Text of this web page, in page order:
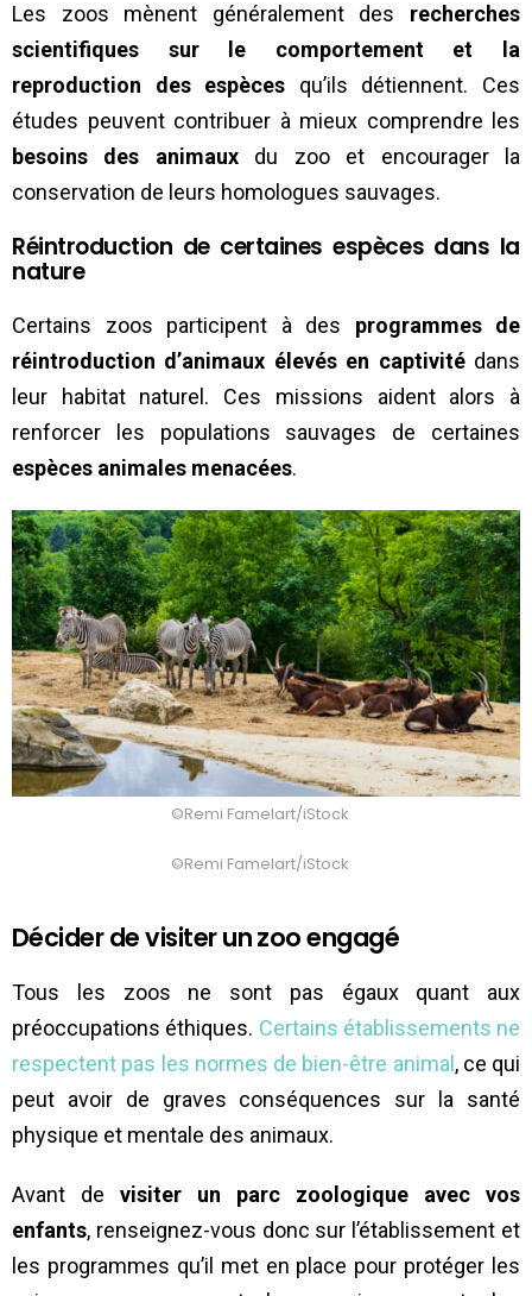
Les zoos mènent généralement des recherches
scientifiques sur le comportement et la
reproduction des espèces qu’ils détiennent. Ces
études peuvent contribuer à mieux comprendre les
besoins des animauxdu zoo et encourager la
conservation de leurs homologues sauvages.
Réintroduction de certaines espèces dans la
nature
Certains zoos participent à des programmes de
réintroduction d’animaux élevés en captivitédans
leur habitat naturel. Ces missions aident alors à
renforcer les populations sauvages de certaines
espèces animales menacées.
©Remi Famelart/iStock
©Remi Famelart/iStock
Décider de visiter un zoo engagé
Tous les zoos ne sont pas égaux quant aux
préoccupations éthiques. Certains établissements ne
respectent pas les normes de bien-être animal , ce qui
peut avoir de graves conséquences sur la santé
physique et mentale des animaux.
Avant de visiter un parc zoologique avec vos
enfants, renseignez-vous donc sur l’établissement et
les programmes qu’il met en place pour protéger les